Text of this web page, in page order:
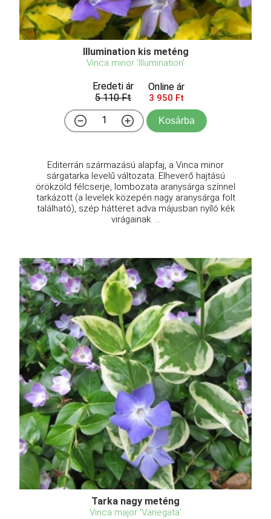
Illumination kis meténg
Vinca minor 'Illumination'
Eredeti ár
5 110 Ft
Online ár
3 950 Ft
Kosárba
Editerrán származású alapfaj, a Vinca minor
sárgatarka levelű változata. Elheverő hajtású
örökzöld félcserje, lombozata aranysárga színnel
tarkázott (a levelek közepén nagy aranysárga folt
található), szép hátteret adva májusban nyíló kék
virágainak. ...
Tarka nagy meténg
Vinca major 'Variegata'